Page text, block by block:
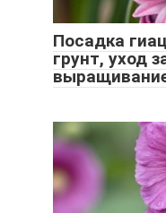
Посадка
грунт, уход